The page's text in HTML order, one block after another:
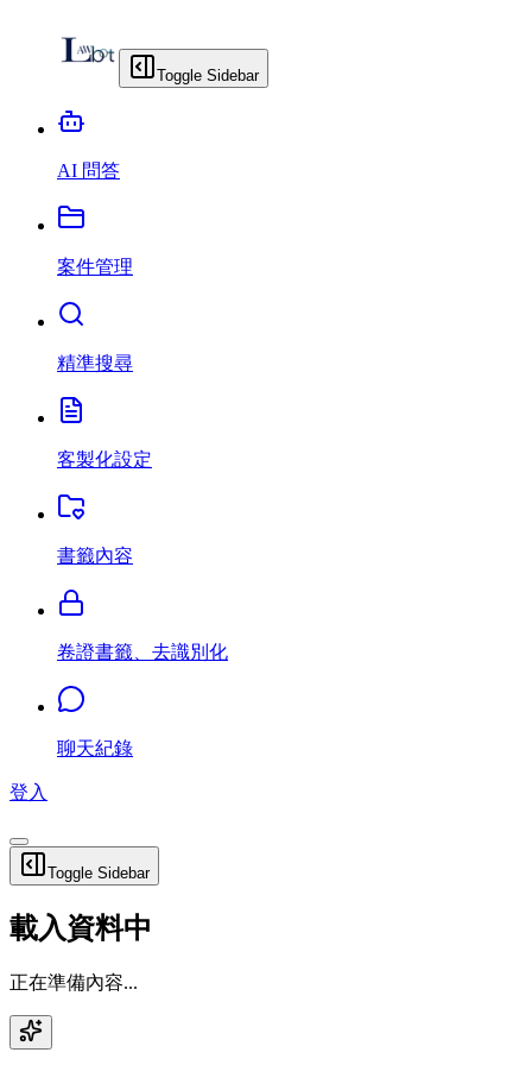
Toggle Sidebar
AI 問答
案件管理
精準搜尋
客製化設定
書籤內容
卷證書籤、去識別化
聊天紀錄
登入
Toggle Sidebar
載入資料中
正在準備內容...